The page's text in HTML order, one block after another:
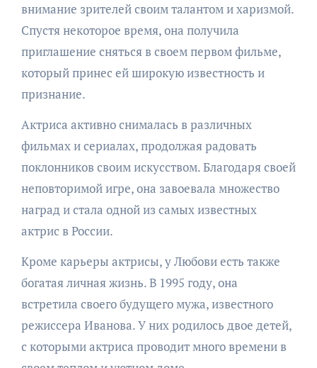
внимание зрителей своим талантом и харизмой.
Спустя некоторое время, она получила
приглашение сняться в своем первом фильме,
который принес ей широкую известность и
признание.
Актриса активно снималась в различных
фильмах и сериалах, продолжая радовать
поклонников своим искусством. Благодаря своей
неповторимой игре, она завоевала множество
наград и стала одной из самых известных
актрис в России.
Кроме карьеры актрисы, у Любови есть также
богатая личная жизнь. В 1995 году, она
встретила своего будущего мужа, известного
режиссера Иванова. У них родилось двое детей,
с которыми актриса проводит много времени в